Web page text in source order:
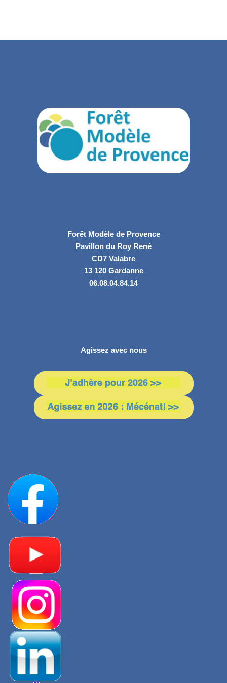
Forêt Modèle de Provence
Pavillon du Roy René
CD7 Valabre
13 120 Gardanne
06.08.04.84.14
Agissez avec nous